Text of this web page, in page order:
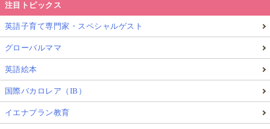
注目トピックス
英語子育て専門家・スペシャルゲスト
グローバルママ
英語絵本
国際バカロレア（IB）
イエナプラン教育